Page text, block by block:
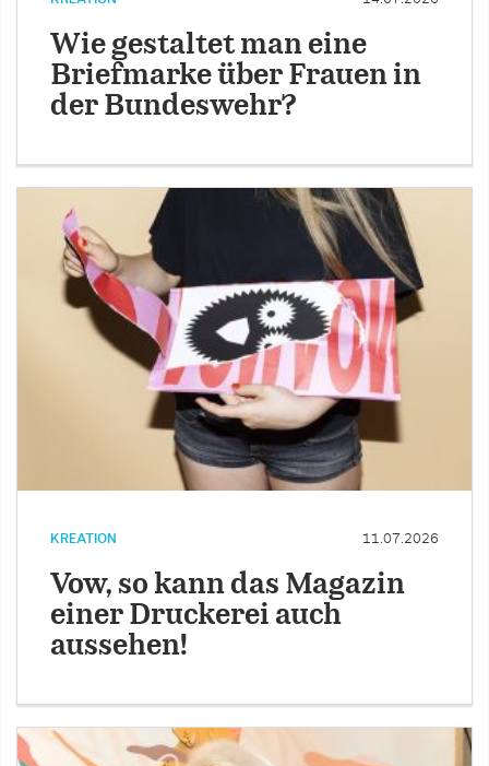
Wie gestaltet man eine
Briefmarke über Frauen in
der Bundeswehr?
KREATION 11.07.2026
Vow, so kann das Magazin
einer Druckerei auch
aussehen!